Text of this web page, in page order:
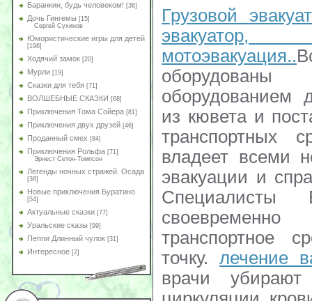
Баранкин, будь человеком! [36]
Дочь Гингемы [15]
Сергей Сухинов
Юмористические игры для детей
[196]
Ходячий замок [20]
Мурли [19]
Сказки для тебя [71]
ВОЛШЕБНЫЕ СКАЗКИ [68]
Приключения Тома Сойера [81]
Приключения двух друзей [46]
Проданный смех [84]
Приключения Рольфа [71]
Эрнест Сетон-Томпсон
Легенды ночных стражей. Осада
[38]
Новые приключения Буратино
[54]
Актуальные сказки [77]
Уральские сказы [99]
Пеппи Длинный чулок [31]
Интересное [2]
Грузовой
мотоэвакуация..
оборудованием
из кювета и
транспортных
владеет всеми
эвакуации и
транспортное
точку. лечение
врачи